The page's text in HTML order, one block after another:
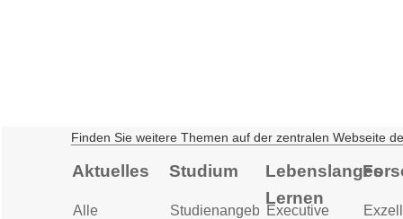
Finden Sie weitere Themen auf der zentralen Webseite
Aktuelles
Alle
Studium
Studienangebot
Lebenslanges
Lernen
Executive